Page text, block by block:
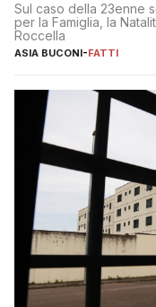
Sul caso della 23enne
per la Famiglia, la
Roccella
ASIA BUCONI-FATTI